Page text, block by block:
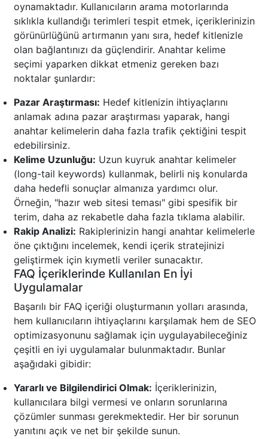
oynamaktadır. Kullanıcıların arama motorlarında
sıklıkla kullandığı terimleri tespit etmek, içeriklerinizin
görünürlüğünü artırmanın yanı sıra, hedef kitlenizle
olan bağlantınızı da güçlendirir. Anahtar kelime
seçimi yaparken dikkat etmeniz gereken bazı
noktalar şunlardır:
Pazar Araştırması: Hedef kitlenizin ihtiyaçlarını
anlamak adına pazar araştırması yaparak, hangi
anahtar kelimelerin daha fazla trafik çektiğini tespit
edebilirsiniz.
Kelime Uzunluğu: Uzun kuyruk anahtar kelimeler
(long-tail keywords) kullanmak, belirli niş konularda
daha hedefli sonuçlar almanıza yardımcı olur.
Örneğin, "hazır web sitesi teması" gibi spesifik bir
terim, daha az rekabetle daha fazla tıklama alabilir.
Rakip Analizi: Rakiplerinizin hangi anahtar kelimelerle
öne çıktığını incelemek, kendi içerik stratejinizi
geliştirmek için kıymetli veriler sunacaktır.
FAQ İçeriklerinde Kullanılan En İyi
Uygulamalar
Başarılı bir FAQ içeriği oluşturmanın yolları arasında,
hem kullanıcıların ihtiyaçlarını karşılamak hem de SEO
optimizasyonunu sağlamak için uygulayabileceğiniz
çeşitli en iyi uygulamalar bulunmaktadır. Bunlar
aşağıdaki gibidir:
Yararlı ve Bilgilendirici Olmak: İçeriklerinizin,
kullanıcılara bilgi vermesi ve onların sorunlarına
çözümler sunması gerekmektedir. Her bir sorunun
yanıtını açık ve net bir şekilde sunun.